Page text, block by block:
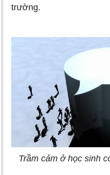
trường.
Trầm cảm ở học sinh